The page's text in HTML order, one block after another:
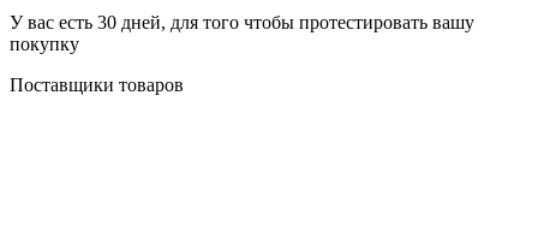
У вас есть 30 дней, для того чтобы протестировать вашу
покупку
Поставщики товаров